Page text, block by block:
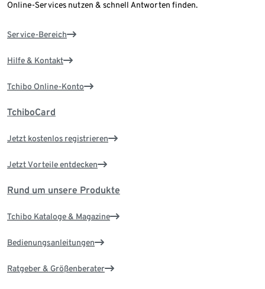
Online-Services nutzen & schnell Antworten finden.
Service-Bereich
Hilfe & Kontakt
Tchibo Online-Konto
TchiboCard
Jetzt kostenlos registrieren
Jetzt Vorteile entdecken
Rund um unsere Produkte
Tchibo Kataloge & Magazine
Bedienungsanleitungen
Ratgeber & Größenberater